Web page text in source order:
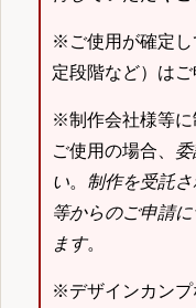
※ご使用が確定し
定段階など）はご
※制作会社様等に
ご使用の場合、
い。 制作を受託
等からのご申請
ます。
※デザインカンプ